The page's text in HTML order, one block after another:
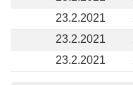
23.2.2021
23.2.2021
23.2.2021